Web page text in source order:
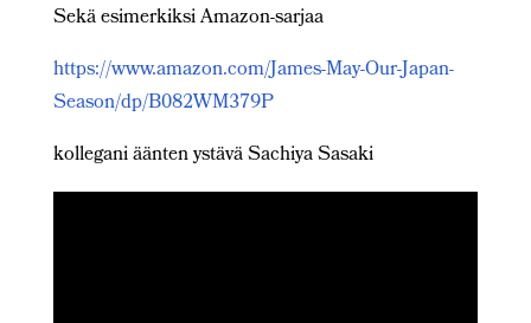
Sekä esimerkiksi Amazon-sarjaa
https://www.amazon.com/James-May-Our-Japan-
Season/dp/B082WM379P
kollegani äänten ystävä Sachiya Sasaki